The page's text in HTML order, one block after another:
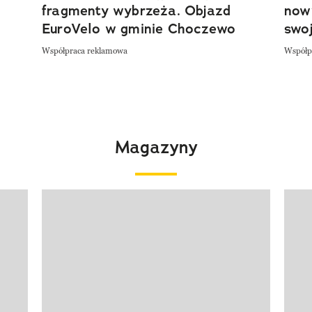
fragmenty wybrzeża. Objazd
EuroVelo w gminie Choczewo
Współpraca reklamowa
Magazyny